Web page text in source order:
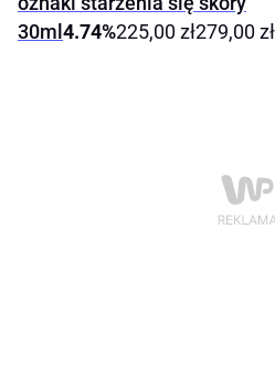
30ml4.74%225,00 zł279,00 zł